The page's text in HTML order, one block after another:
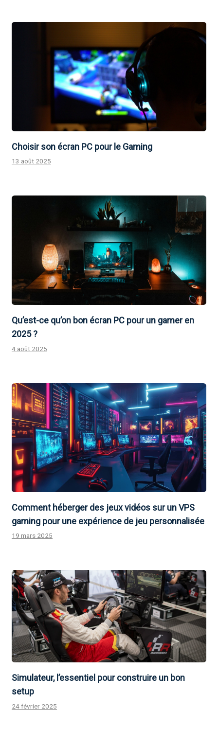
Choisir son écran PC pour le Gaming
13 août 2025
Qu’est-ce qu’on bon écran PC pour un gamer en
2025 ?
4 août 2025
Comment héberger des jeux vidéos sur un VPS
gaming pour une expérience de jeu personnalisée
19 mars 2025
Simulateur, l’essentiel pour construire un bon
setup
24 février 2025